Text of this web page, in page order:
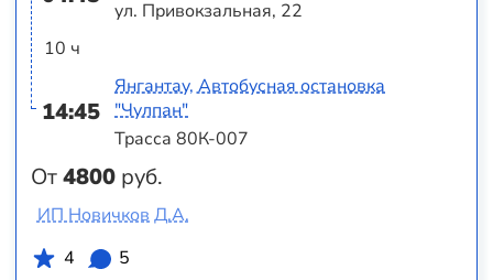
10 ч
14:45
От4800 руб.
ул. Привокзальная, 22
Янгантау, Автобусная остановка
"Чулпан"
Трасса 80К-007
ИП Новичков Д.А.
4
5